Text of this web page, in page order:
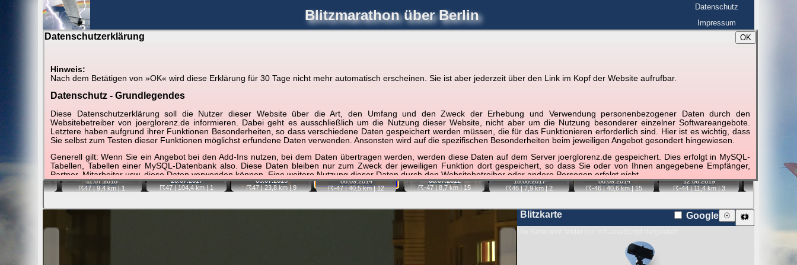
OK
Datenschutzerklärung
Hinweis:
Nach dem Betätigen von »OK« wird diese Erklärung für 30 Tage nicht mehr automatisch erscheinen. Sie ist aber jederzeit über den Link im Kopf der Website aufrufbar.
Datenschutz - Grundlegendes
Diese Datenschutzerklärung soll die Nutzer dieser Website über die Art, den Umfang und den Zweck der Erhebung und Verwendung personenbezogener Daten durch den
Websitebetreiber von joerglorenz.de informieren. Dabei geht es ausschließlich um die Nutzung dieser Website, nicht aber um die Nutzung besonderer einzelner Softwareangebote.
Letztere haben aufgrund ihrer Funktionen Besonderheiten, so dass verschiedene Daten gespeichert werden müssen, die für das Funktionieren erforderlich sind. Hier ist es wichtig, dass
Sie selbst zum Testen dieser Funktionen möglichst erfundene Daten verwenden. Ansonsten wird auf die spezifischen Besonderheiten beim jeweiligen Angebot gesondert hingewiesen.
Generell gilt: Wenn Sie ein Angebot bei den Add-Ins nutzen, bei dem Daten übertragen werden, werden diese Daten auf dem Server joerglorenz.de gespeichert. Dies erfolgt in MySQL-
Tabellen, Tabellen einer MySQL-Datenbank also. Diese Daten bleiben nur zum Zweck der jeweiligen Funktion dort gespeichert, so dass Sie oder von Ihnen angegebene Empfänger,
Partner, Mitarbeiter usw. diese Daten verwenden können. Eine weitere Nutzung dieser Daten durch den Websitebetreiber oder andere Personen erfolgt nicht.
Der Websitebetreiber nimmt Ihren Datenschutz sehr ernst und behandelt Ihre personenbezogenen Daten vertraulich und entsprechend der gesetzlichen Vorschriften. Da durch neue
Datenschutzerklärung in regelmäßigen Abständen wieder durchzulesen.
Definitionen der verwendeten Begriffe (z.B. “personenbezogene Daten” oder “Verarbeitung”) finden Sie in Art. 4 DSGVO.
Blitzmarathonüber Berlin
joerglorenz.de
Datenschutz
Impressum
Gewitter über Berlin: stärkste Blitze
Karte
Tipp:Auf der Karte beim Einzelfoto können Sie auf ihre Position tippen und sehen, wie weit die gewählte Position zu den Blitzen auf dem Foto bzw. im
Video entfernt ist. Quelle der Blitzdaten:kachelmannwetter . Doppelklick auf Thumb zum Anzeigen.
📷
11.07.2018
☈47| 9,4 km |1
📹
20.07.2017
☈47| 104,4 km |1
📷
05.07.2015
☈47| 23,8 km |9
📷
06.09.2014
☈-47| 40,5 km |12
📷
08.07.2012
☈-47| 8,7 km |15
📷
18.08.2017
☈46| 7,9 km |2
📷
06.09.2014
☈-46| 40,6 km |15
📷
12.06.2019
☈-44| 11,4 km |3 | 29,4
Blitzkarte 🗱
☉
Google